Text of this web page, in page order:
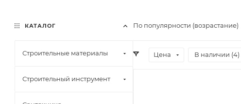
По популярности (возрастание)
Цена В наличии (4)
КАТАЛОГ
Строительные материалы
Строительный инструмент